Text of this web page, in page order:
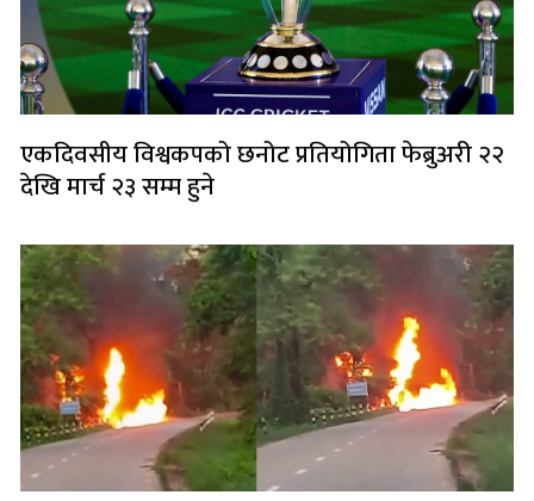
एकदिवसीय विश्वकपको छनोट प्रतियोगिता फेब्रुअरी २२
देखि मार्च २३ सम्म हुने